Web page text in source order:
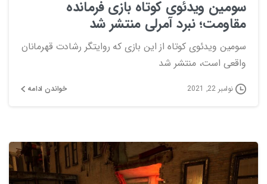
سومین ویدئوی کوتاه بازی فرمانده
مقاومت؛ نبرد آمرلی منتشر شد
سومین ویدئوی کوتاه از این بازی که روایتگر رشادت قهرمانان
واقعی است، منتشر شد
نوامبر 22, 2021 خواندن ادامه